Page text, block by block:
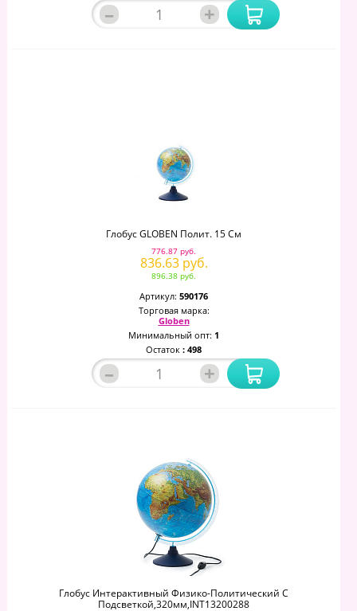
– +
Глобус GLOBEN Полит. 15 См
776.87 руб.
836.63 руб.
896.38 руб.
Артикул: 590176
Торговая марка:
Globen
Минимальный опт: 1
Остаток : 498
– +
Глобус Интерактивный Физико-Политический С
Подсветкой,320мм,INT13200288